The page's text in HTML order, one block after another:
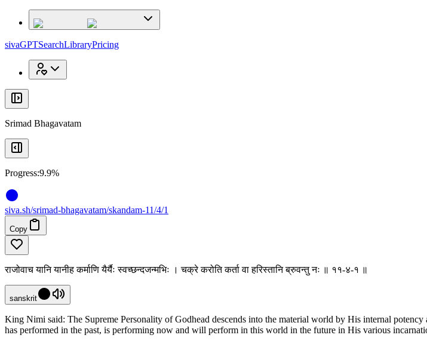
sivaGPTSearchLibraryPricing
Srimad Bhagavatam
Progress:9.9%
siva.sh/srimad-bhagavatam/skandam-11/4/1
Copy
राजोवाच यानि यानीह कर्माणि यैर्यैः स्वच्छन्दजन्मभिः । चक्रे करोति कर्ता वा हरिस्तानि ब्रुवन्तु नः ॥ ११-४-१ ॥
sanskrit
King Nimi said: The Supreme Personality of Godhead descends into the material world by His internal
has performed in the past, is performing now and will perform in this world in the future in His various